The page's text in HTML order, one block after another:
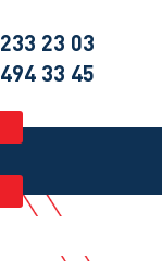
233 23 03
494 33 45